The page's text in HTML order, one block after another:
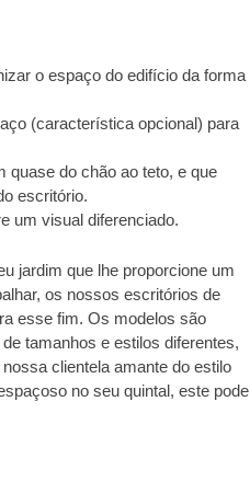
o espaço do edifício da forma
(característica opcional) para
quase do chão ao teto, e que
escritório.
um visual diferenciado.
jardim que lhe proporcione um
os nossos escritórios de
esse fim. Os modelos são
tamanhos e estilos diferentes,
clientela amante do estilo
no seu quintal, este pode